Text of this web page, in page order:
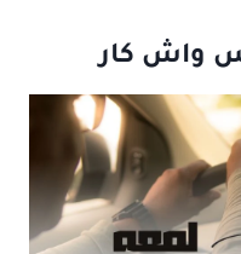
واش كار